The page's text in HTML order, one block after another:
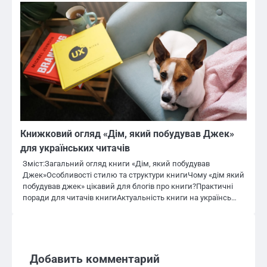
Книжковий огляд «Дім, який побудував Джек»
для українських читачів
Зміст:Загальний огляд книги «Дім, який побудував
Джек»Особливості стилю та структури книгиЧому «дім який
побудував джек» цікавий для блогів про книги?Практичні
поради для читачів книгиАктуальність книги на українсь…
Добавить комментарий